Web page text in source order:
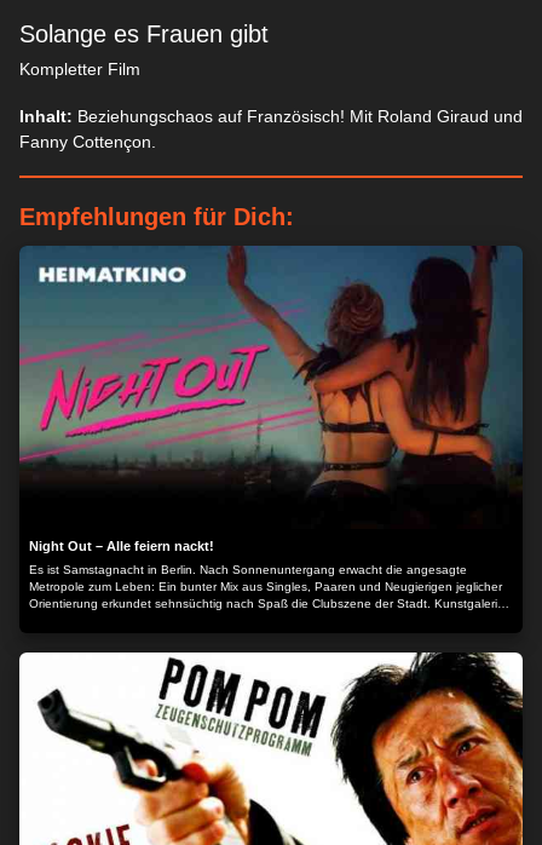
Solange es Frauen gibt
Kompletter Film
Inhalt: Beziehungschaos auf Französisch! Mit Roland Giraud und
Fanny Cottençon.
Empfehlungen für Dich:
Night Out – Alle feiern nackt!
Es ist Samstagnacht in Berlin. Nach Sonnenuntergang erwacht die angesagte
Metropole zum Leben: Ein bunter Mix aus Singles, Paaren und Neugierigen jeglicher
Orientierung erkundet sehnsüchtig nach Spaß die Clubszene der Stadt. Kunstgalerist
die angesagtesten Clubs, während Lena und ihre Geliebte Ingrid auf den Syrer Amir
treffen, dessen anfängliche Schüchternheit sie zu immer neuen Spielen reizt. Martha
und Sebastian versuchen im Nachtleben einen Investor zu finden und die junge Layla
sucht unter Neonlicht und treibendem Bass nach dem Vater ihres ungeborenen
Kindes. Während einer durchtanzten Nacht im berüchtigten Club KIT KAT kreuzen und
entzweien sich hier die Wege einer rastlosen Clique im Sog der Großstadt. Eine
rauschhafte Party bis zum Morgengrauen, die keiner von ihnen je vergessen wird…
Der Inhalt wird bereitgestellt von: PLAION PICTURES GmbH, Lochhamer Str. 9, 82152
Planegg/München